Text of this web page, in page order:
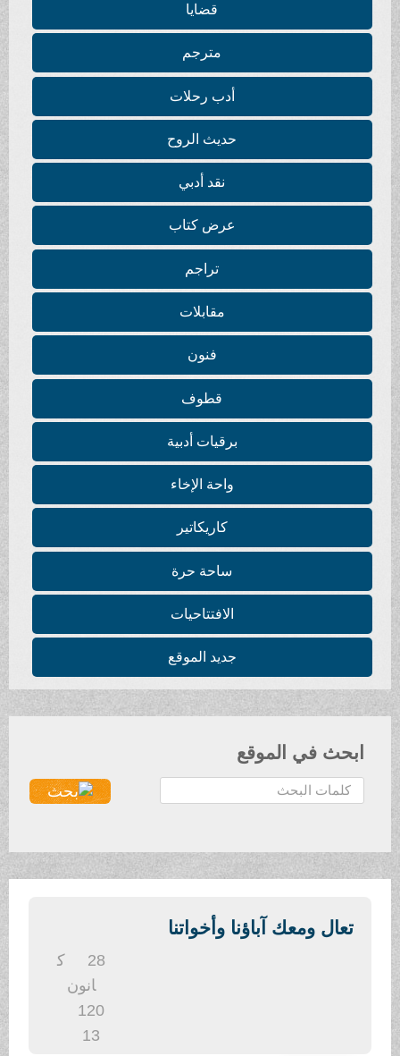
قضايا
مترجم
أدب رحلات
حديث الروح
نقد أدبي
عرض كتاب
تراجم
مقابلات
فنون
قطوف
برقيات أدبية
واحة الإخاء
كاريكاتير
ساحة حرة
الافتتاحيات
جديد الموقع
ابحث في الموقع
ح
ث
تعال ومعك آباؤنا وأخواتنا
انون
120